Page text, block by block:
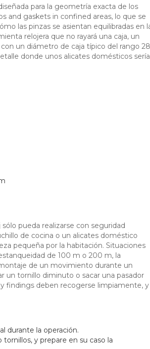
para la geometría exacta de los
and gaskets in confined areas, lo que se
las pinzas se asientan equilibradas en
relojera que no rayará una caja, un
un diámetro de caja típico del rango 28
donde unos alicates domésticos
pueda realizarse con seguridad
de cocina o un alicates doméstico
pequeña por la habitación. Situaciones
de 100 m o 200 m, la
de un movimiento durante un
un tornillo diminuto o sacar una pasador
y findings deben recogerse limpiamente, y
durante la operación.
y prepare en su caso la